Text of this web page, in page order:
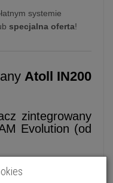
systemie
specjalna oferta!
Atoll IN200
zintegrowany
Evolution (od
jakość w serii